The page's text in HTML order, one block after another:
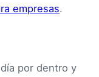
empresas.
por dentro y